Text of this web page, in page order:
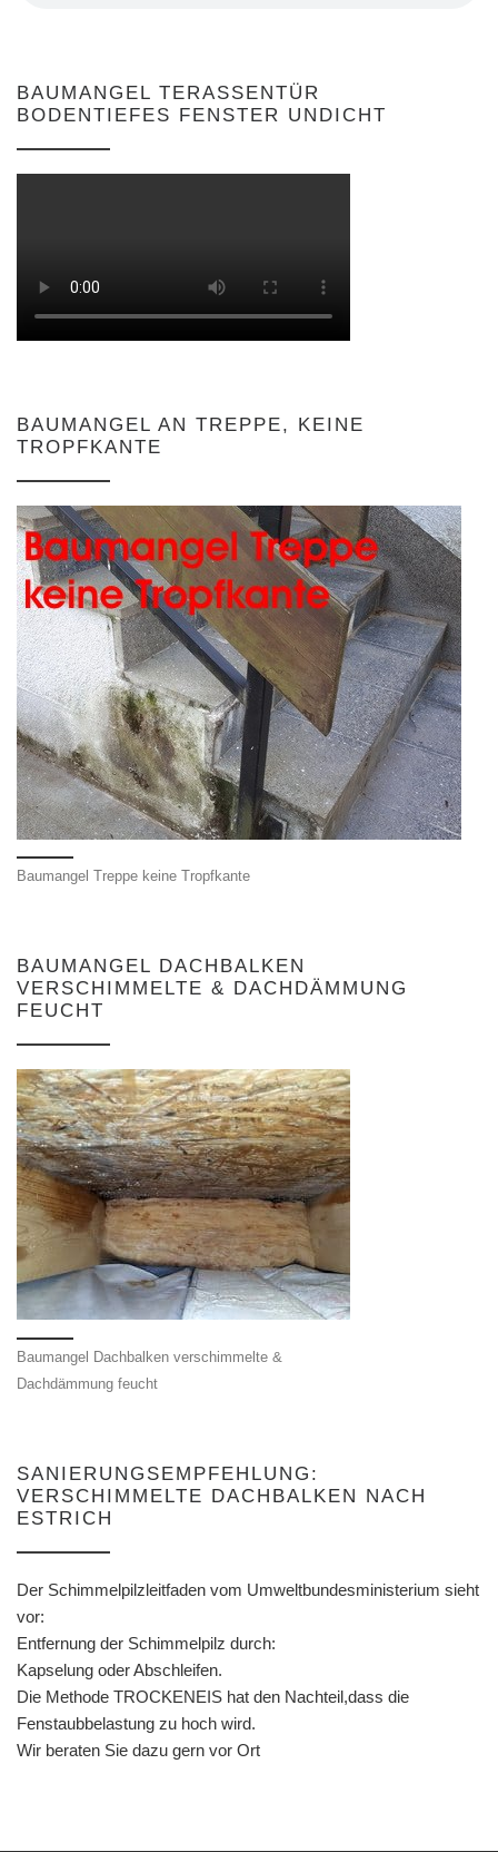
BAUMANGEL TERASSENTÜR
BODENTIEFES FENSTER UNDICHT
BAUMANGEL AN TREPPE, KEINE
TROPFKANTE
Baumangel Treppe keine Tropfkante
BAUMANGEL DACHBALKEN
VERSCHIMMELTE & DACHDÄMMUNG
FEUCHT
Baumangel Dachbalken verschimmelte &
Dachdämmung feucht
SANIERUNGSEMPFEHLUNG:
VERSCHIMMELTE DACHBALKEN NACH
ESTRICH
Der Schimmelpilzleitfaden vom Umweltbundesministerium sieht
vor:
Entfernung der Schimmelpilz durch:
Kapselung oder Abschleifen.
Die Methode TROCKENEIS hat den Nachteil,dass die
Fenstaubbelastung zu hoch wird.
Wir beraten Sie dazu gern vor Ort